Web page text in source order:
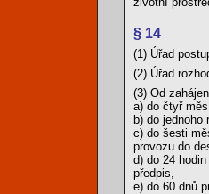
§ 14
(1) Úřad
(2) Úřad
(3) Od
a) do čtyř
b) do jednoho
c) do šesti
provozu do
d) do 24
předpis,
e) do 60 dnů